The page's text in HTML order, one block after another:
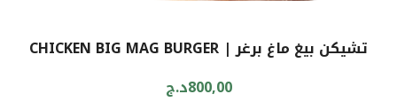
تشيكن بيغ ماغ برغر | CHICKEN BIG MAG BURGER
800,00د.ج